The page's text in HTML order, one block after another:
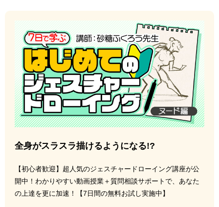
全身がスラスラ描けるようになる!?
【初心者歓迎】超人気のジェスチャードローイング講座が公
開中！わかりやすい動画授業＋質問相談サポートで、あなた
の上達を更に加速！【7日間の無料お試し実施中】